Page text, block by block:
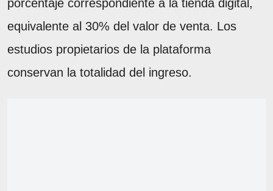
porcentaje correspondiente a la tienda digital,
equivalente al 30% del valor de venta. Los
estudios propietarios de la plataforma
conservan la totalidad del ingreso.